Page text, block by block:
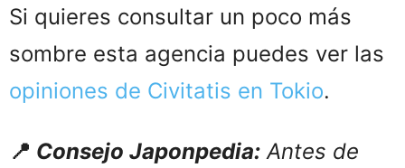
Si quieres consultar un poco más
sombre esta agencia puedes ver las
opiniones de Civitatis en Tokio.
📍 Consejo Japonpedia: Antes de